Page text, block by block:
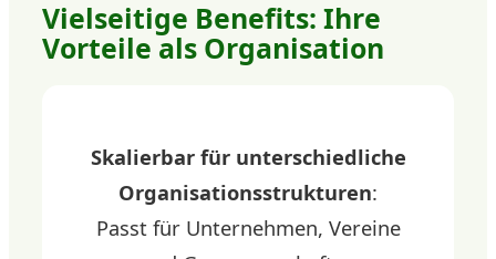
Vielseitige Benefits: Ihre
Vorteile als Organisation
Skalierbar für unterschiedliche
Organisationsstrukturen:
Passt für Unternehmen, Vereine